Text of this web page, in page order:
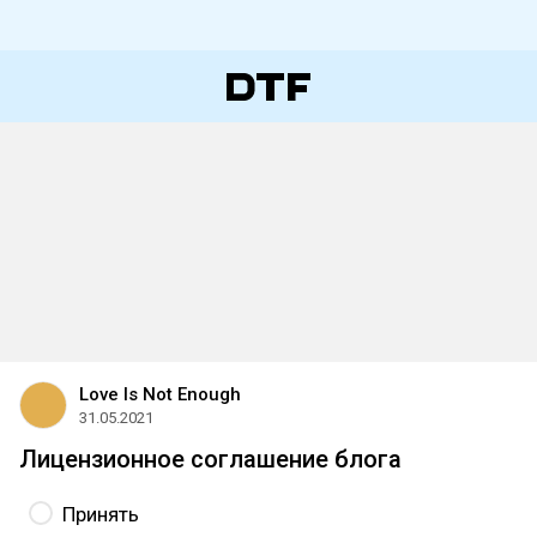
Love Is Not Enough
31.05.2021
Лицензионное соглашение блога
Принять